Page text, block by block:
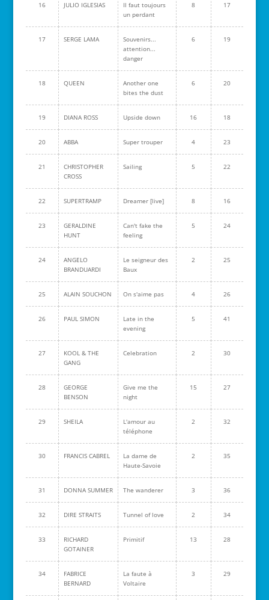
16 JULIO IGLESIAS
Il faut toujours
un perdant
8 17
17 SERGE LAMA
Souvenirs...
attention...
danger
6 19
18 QUEEN
Another one
bites the dust
6 20
19 DIANA ROSS Upside down 16 18
20 ABBA Super trouper 4 23
21
CHRISTOPHER
CROSS
Sailing 5 22
22 SUPERTRAMP Dreamer [live] 8 16
23
GERALDINE
HUNT
Can't fake the
feeling
5 24
24
ANGELO
BRANDUARDI
Le seigneur des
Baux
2 25
25 ALAIN SOUCHON On s'aime pas 4 26
26 PAUL SIMON
Late in the
evening
5 41
27
KOOL & THE
GANG
Celebration 2 30
28
GEORGE
BENSON
Give me the
night
15 27
29 SHEILA
L'amour au
téléphone
2 32
30 FRANCIS CABREL
La dame de
Haute-Savoie
2 35
31 DONNA SUMMER The wanderer 3 36
32 DIRE STRAITS Tunnel of love 2 34
33
RICHARD
GOTAINER
Primitif 13 28
34
FABRICE
BERNARD
La faute à
Voltaire
3 29